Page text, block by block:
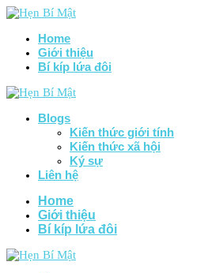
Home
Giới thiệu
Bí kíp lứa đôi
Blogs
Kiến thức giới tính
Kiến thức xã hội
Ký sự
Liên hệ
Home
Giới thiệu
Bí kíp lứa đôi